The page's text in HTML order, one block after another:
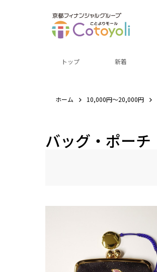
トップ 新着
ホーム 10,000円～20,000円
バッグ・ポーチ